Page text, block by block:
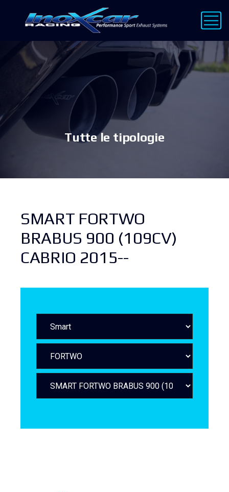
Tutte le tipologie
SMART FORTWO
BRABUS 900 (109CV)
CABRIO 2015--